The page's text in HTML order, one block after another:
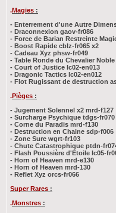
.Magies :
- Enterrement d'une Autre
- Draconnexion gaov-fr086
- Force de Barian Restreinte
- Boost Rapide cblz-fr065 x2
- Cadeau Xyz phsw-fr049
- Table Ronde du Chevalier
- Court of Justice lc02-en013
- Dragonic Tactics lc02-en012
- Flot Rugissant de destruction
.Pièges :
- Jugement Solennel x2 mrd-f127
- Surcharge Psychique tdgs-fr070
- Corne du Paradis mrd-f130
- Destruction en Chaine sdp-f006
- Zone Sure wgrt-fr103
- Chute Catastrophique ptdn-
- Flash Poussière d'Étoile lc05-
- Horn of Heaven mrd-e130
- Horn of Heaven mrd-130
- Reflet Xyz orcs-fr066
Super Rares :
.Monstres :